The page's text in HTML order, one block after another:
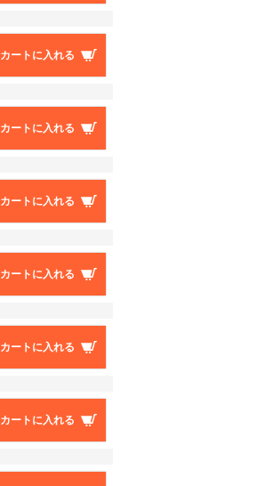
カートに入れる
カートに入れる
カートに入れる
カートに入れる
カートに入れる
カートに入れる